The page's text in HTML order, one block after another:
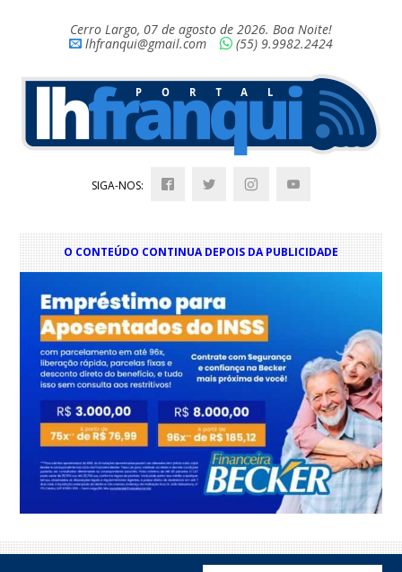
Cerro Largo, 07 de agosto de 2026. Boa Noite!
lhfranqui@gmail.com
(55) 9.9982.2424
SIGA-NOS:
O CONTEÚDO CONTINUA DEPOIS DA PUBLICIDADE